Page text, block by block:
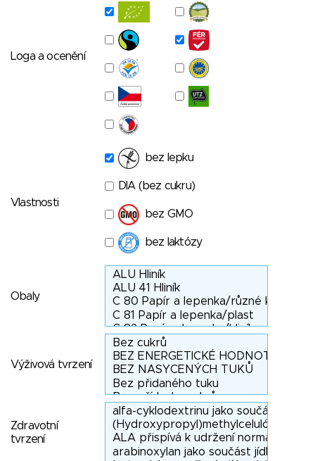
Loga a ocenění
Vlastnosti
bez lepku
DIA (bez cukru)
bez GMO
bez laktózy
Obaly
Výživová tvrzení
Zdravotní
tvrzení